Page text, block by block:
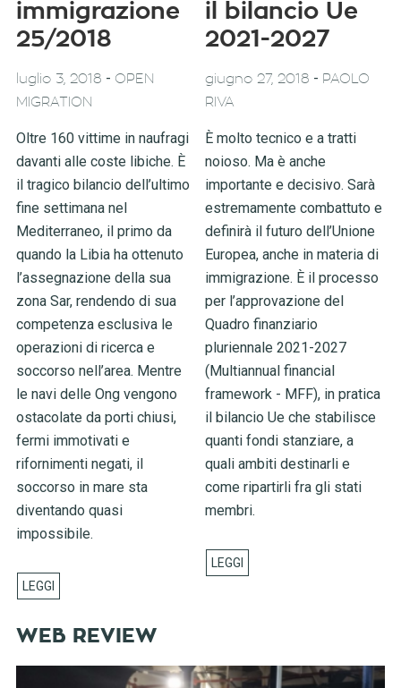
immigrazione
25/2018
luglio 3, 2018 - OPEN
MIGRATION
Oltre 160 vittime in naufragi
davanti alle coste libiche. È
il tragico bilancio dell’ultimo
fine settimana nel
Mediterraneo, il primo da
quando la Libia ha ottenuto
l’assegnazione della sua
zona Sar, rendendo di sua
competenza esclusiva le
operazioni di ricerca e
soccorso nell’area. Mentre
le navi delle Ong vengono
ostacolate da porti chiusi,
fermi immotivati e
rifornimenti negati, il
soccorso in mare sta
diventando quasi
impossibile.
il bilancio Ue
2021-2027
giugno 27, 2018 - PAOLO
RIVA
È molto tecnico e a tratti
noioso. Ma è anche
importante e decisivo. Sarà
estremamente combattuto e
definirà il futuro dell’Unione
Europea, anche in materia di
immigrazione. È il processo
per l’approvazione del
Quadro finanziario
pluriennale 2021-2027
(Multiannual financial
framework - MFF), in pratica
il bilancio Ue che stabilisce
quanti fondi stanziare, a
quali ambiti destinarli e
come ripartirli fra gli stati
membri.
WEB REVIEW